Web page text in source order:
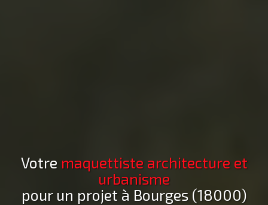
Votre maquettiste architecture et
urbanisme
pour un projet à Bourges (18000)